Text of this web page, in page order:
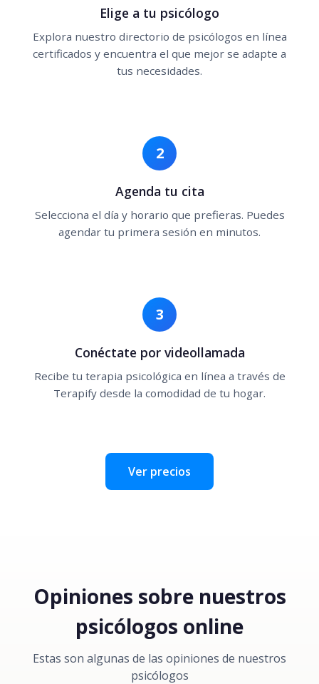
Elige a tu psicólogo
Explora nuestro directorio de psicólogos en línea
certificados y encuentra el que mejor se adapte a
tus necesidades.
2
Agenda tu cita
Selecciona el día y horario que prefieras. Puedes
agendar tu primera sesión en minutos.
3
Conéctate por videollamada
Recibe tu terapia psicológica en línea a través de
Terapify desde la comodidad de tu hogar.
Ver precios
Opiniones sobre nuestros
psicólogos online
Estas son algunas de las opiniones de nuestros
psicólogos